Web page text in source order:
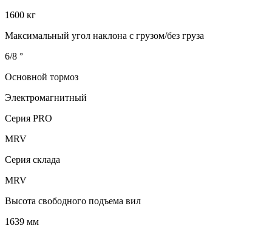
1600 кг
Максимальный угол наклона с грузом/без груза
6/8 °
Основной тормоз
Электромагнитный
Серия PRO
MRV
Серия склада
MRV
Высота свободного подъема вил
1639 мм